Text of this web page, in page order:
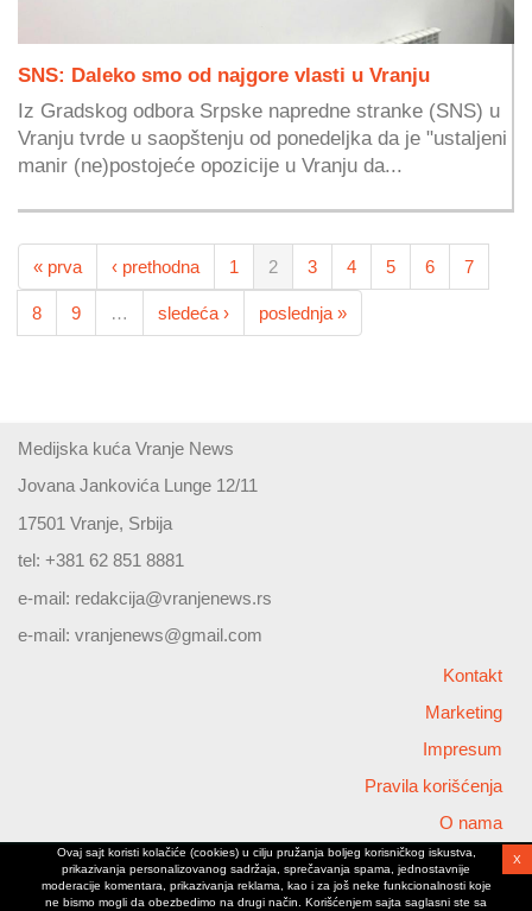
SNS: Daleko smo od najgore vlasti u Vranju
Iz Gradskog odbora Srpske napredne stranke (SNS) u
Vranju tvrde u saopštenju od ponedeljka da je "ustaljeni
manir (ne)postojeće opozicije u Vranju da...
« prva ‹ prethodna 1 2 3 4 5 6 7
8 9 … sledeća › poslednja »
Medijska kuća Vranje News
Jovana Jankovića Lunge 12/11
17501 Vranje, Srbija
tel: +381 62 851 8881
e-mail: redakcija@vranjenews.rs
e-mail: vranjenews@gmail.com
Kontakt
Marketing
Impresum
Pravila korišćenja
O nama
Copyright © 2026 Vranjenews
All rights reserved
www.vranjenews.rs
Ovaj sajt koristi kolačiće (cookies) u cilju pružanja boljeg korisničkog iskustva,
prikazivanja personalizovanog sadržaja, sprečavanja spama, jednostavnije
moderacije komentara, prikazivanja reklama, kao i za još neke funkcionalnosti koje
ne bismo mogli da obezbedimo na drugi način. Korišćenjem sajta saglasni ste sa
X